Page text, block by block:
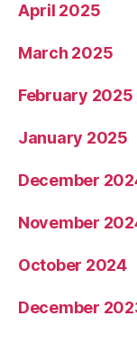
April 2025
March 2025
February 2025
January 2025
December
November
October 2024
December